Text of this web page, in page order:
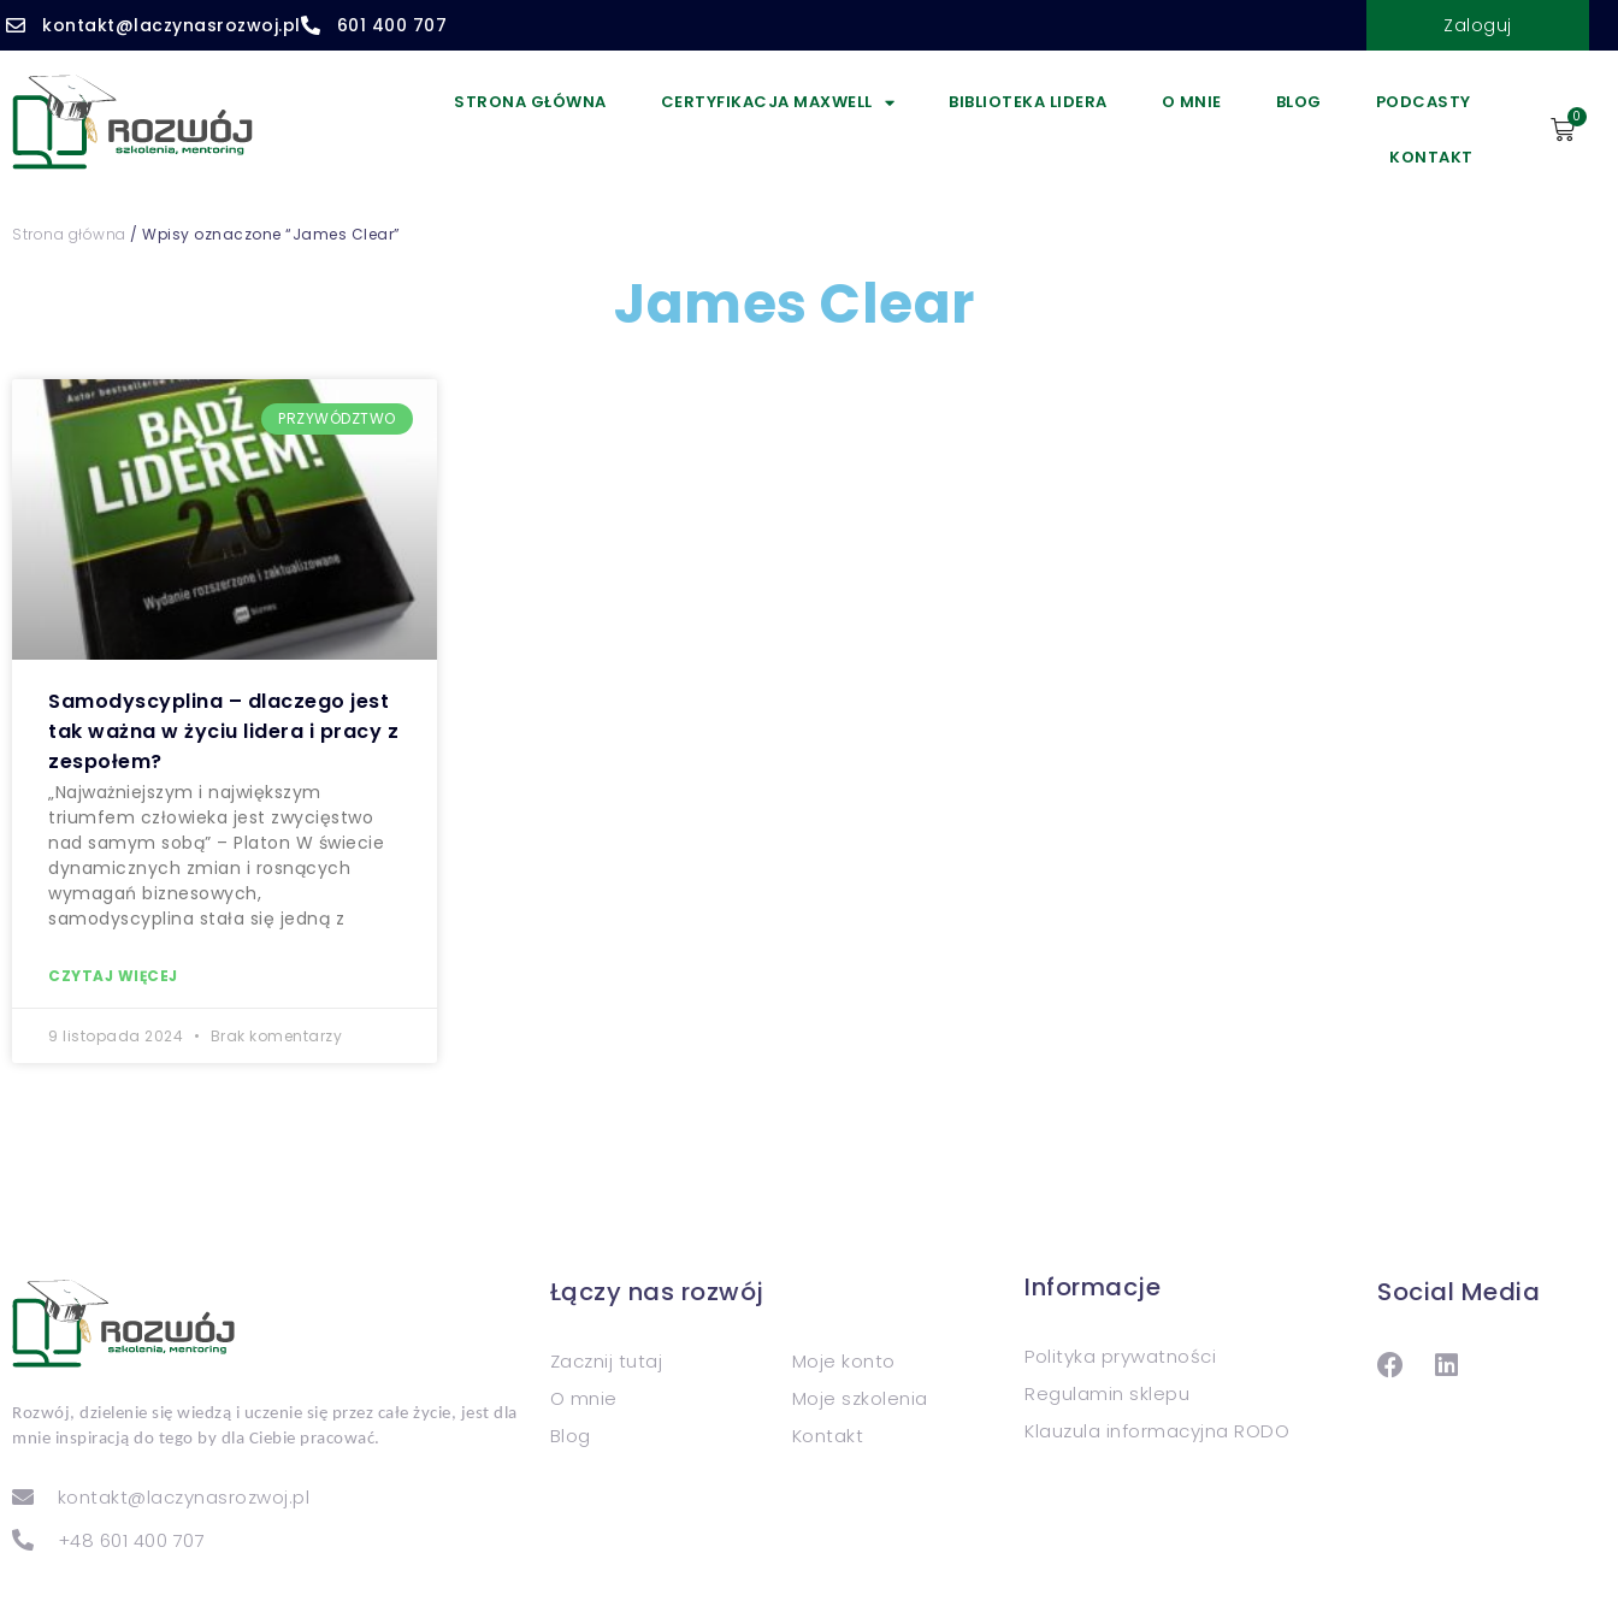
kontakt@laczynasrozwoj.pl 601 400 707 Zaloguj
STRONA GŁÓWNA CERTYFIKACJA MAXWELL BIBLIOTEKA LIDERA O MNIE BLOG PODCASTY
KONTAKT
0
Strona główna / Wpisy oznaczone “James Clear”
James Clear
PRZYWÓDZTWO
Samodyscyplina – dlaczego jest
tak ważna w życiu lidera i pracy z
zespołem?
„Najważniejszym i największym
triumfem człowieka jest zwycięstwo
nad samym sobą” – Platon W świecie
dynamicznych zmian i rosnących
wymagań biznesowych,
samodyscyplina stała się jedną z
CZYTAJ WIĘCEJ
9 listopada 2024 Brak komentarzy
Rozwój, dzielenie się wiedzą i uczenie się przez całe życie, jest dla
mnie inspiracją do tego by dla Ciebie pracować.
kontakt@laczynasrozwoj.pl
+48 601 400 707
Łączy nas rozwój
Zacznij tutaj
O mnie
Blog
Moje konto
Moje szkolenia
Kontakt
Informacje
Polityka prywatności
Regulamin sklepu
Klauzula informacyjna RODO
Social Media